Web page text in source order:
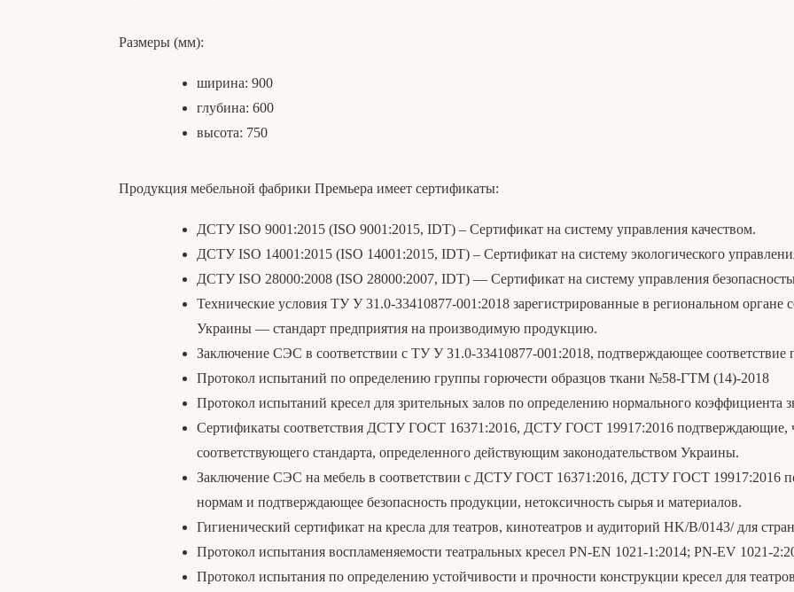
Размеры (мм):
ширина: 900
глубина: 600
высота: 750
Продукция мебельной фабрики Премьера имеет сертификаты:
ДСТУ ISO 9001:2015 (ISO 9001:2015, IDT) – Сертификат на систему управления качеством.
ДСТУ ISO 14001:2015 (ISO 14001:2015, IDT) – Сертификат на систему экологического
ДСТУ ISO 28000:2008 (ISO 28000:2007, IDT) — Сертификат на систему управления
Технические условия ТУ У 31.0-33410877-001:2018 зарегистрированные в региональном
Украины — стандарт предприятия на производимую продукцию.
Заключение СЭС в соответствии с ТУ У 31.0-33410877-001:2018, подтверждающее
Протокол испытаний по определению группы горючести образцов ткани №58-ГТМ (14)-2018
Протокол испытаний кресел для зрительных залов по определению нормального коэффициента
Сертификаты соответствия ДСТУ ГОСТ 16371:2016, ДСТУ ГОСТ 19917:2016 подтверждающие,
соответствующего стандарта, определенного действующим законодательством Украины.
Заключение СЭС на мебель в соответствии с ДСТУ ГОСТ 16371:2016, ДСТУ ГОСТ 19917:2016
нормам и подтверждающее безопасность продукции, нетоксичность сырья и материалов.
Гигиенический сертификат на кресла для театров, кинотеатров и аудиторий HK/B/0143/ для
Протокол испытания воспламеняемости театральных кресел PN-EN 1021-1:2014; PN-EV 1021-
Протокол испытания по определению устойчивости и прочности конструкции кресел для